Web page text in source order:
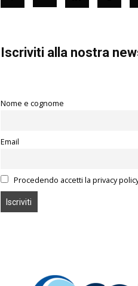
Iscriviti alla nostra
Nome e cognome
Email
Procedendo accetti la privacy